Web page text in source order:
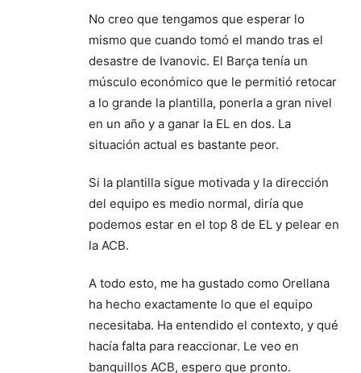
No creo que tengamos que esperar lo
mismo que cuando tomó el mando tras el
desastre de Ivanovic. El Barça tenía un
músculo económico que le permitió retocar
a lo grande la plantilla, ponerla a gran nivel
en un año y a ganar la EL en dos. La
situación actual es bastante peor.
Si la plantilla sigue motivada y la dirección
del equipo es medio normal, diría que
podemos estar en el top 8 de EL y pelear en
la ACB.
A todo esto, me ha gustado como Orellana
ha hecho exactamente lo que el equipo
necesitaba. Ha entendido el contexto, y qué
hacía falta para reaccionar. Le veo en
banquillos ACB, espero que pronto.